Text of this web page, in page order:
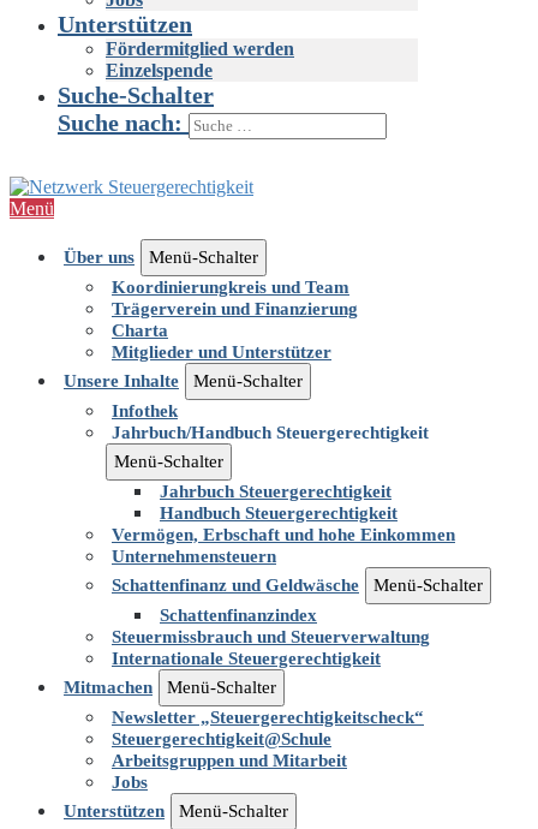
Unterstützen
Fördermitglied werden
Einzelspende
Suche-Schalter
Suche nach:
Menü
Über uns
Menü-Schalter
Koordinierungkreis und Team
Trägerverein und Finanzierung
Charta
Mitglieder und Unterstützer
Unsere Inhalte
Menü-Schalter
Infothek
Jahrbuch/Handbuch Steuergerechtigkeit
Menü-Schalter
Jahrbuch Steuergerechtigkeit
Handbuch Steuergerechtigkeit
Vermögen, Erbschaft und hohe Einkommen
Unternehmensteuern
Schattenfinanz und Geldwäsche
Menü-Schalter
Schattenfinanzindex
Steuermissbrauch und Steuerverwaltung
Internationale Steuergerechtigkeit
Mitmachen
Menü-Schalter
Newsletter „Steuergerechtigkeitscheck“
Steuergerechtigkeit@Schule
Arbeitsgruppen und Mitarbeit
Jobs
Unterstützen
Menü-Schalter